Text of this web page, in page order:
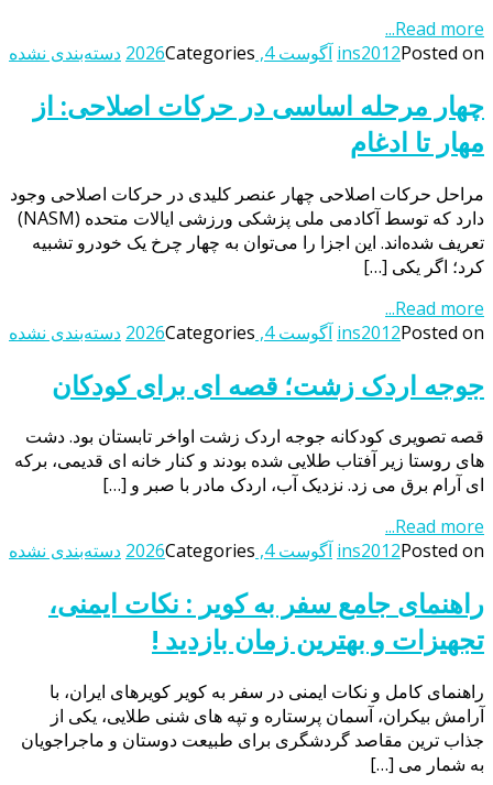
Read more...
ins2012Posted on آگوست 4, 2026 Categories دسته‌بندی نشده
چهار مرحله اساسی در حرکات اصلاحی: از
مهار تا ادغام
مراحل حرکات اصلاحی چهار عنصر کلیدی در حرکات اصلاحی وجود
دارد که توسط آکادمی ملی پزشکی ورزشی ایالات متحده (NASM)
تعریف شده‌اند. این اجزا را می‌توان به چهار چرخ یک خودرو تشبیه
کرد؛ اگر یکی […]
Read more...
ins2012Posted on آگوست 4, 2026 Categories دسته‌بندی نشده
جوجه اردک زشت؛ قصه ای برای کودکان
قصه تصویری کودکانه جوجه اردک زشت اواخر تابستان بود. دشت
های روستا زیر آفتاب طلایی شده بودند و کنار خانه ای قدیمی، برکه
ای آرام برق می زد. نزدیک آب، اردک مادر با صبر و […]
Read more...
ins2012Posted on آگوست 4, 2026 Categories دسته‌بندی نشده
راهنمای جامع سفر به کویر : نکات ایمنی،
تجهیزات و بهترین زمان بازدید !
راهنمای کامل و نکات ایمنی در سفر به کویر کویرهای ایران، با
آرامش بیکران، آسمان پرستاره و تپه های شنی طلایی، یکی از
جذاب ترین مقاصد گردشگری برای طبیعت دوستان و ماجراجویان
به شمار می […]